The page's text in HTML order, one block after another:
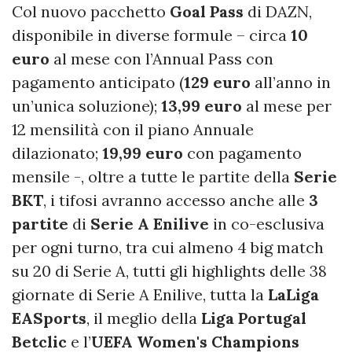
Col nuovo pacchetto Goal Pass di DAZN,
disponibile in diverse formule – circa 10
euro al mese con l’Annual Pass con
pagamento anticipato (129 euro all’anno in
un’unica soluzione); 13,99 euro al mese per
12 mensilità con il piano Annuale
dilazionato; 19,99 euro con pagamento
mensile -, oltre a tutte le partite della Serie
BKT, i tifosi avranno accesso anche alle 3
partite di Serie A Enilive in co-esclusiva
per ogni turno, tra cui almeno 4 big match
su 20 di Serie A, tutti gli highlights delle 38
giornate di Serie A Enilive, tutta la LaLiga
EASports, il meglio della Liga Portugal
Betclic e l’UEFA Women's Champions